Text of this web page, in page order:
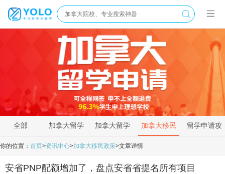
全部 加拿大留学
新闻
加拿大留学
资讯
加拿大移民 留学申请攻
你的位置： 首页>资讯中心>加拿大移民政策>文章详情
安省PNP配额增加了，盘点安省省提名所有项目